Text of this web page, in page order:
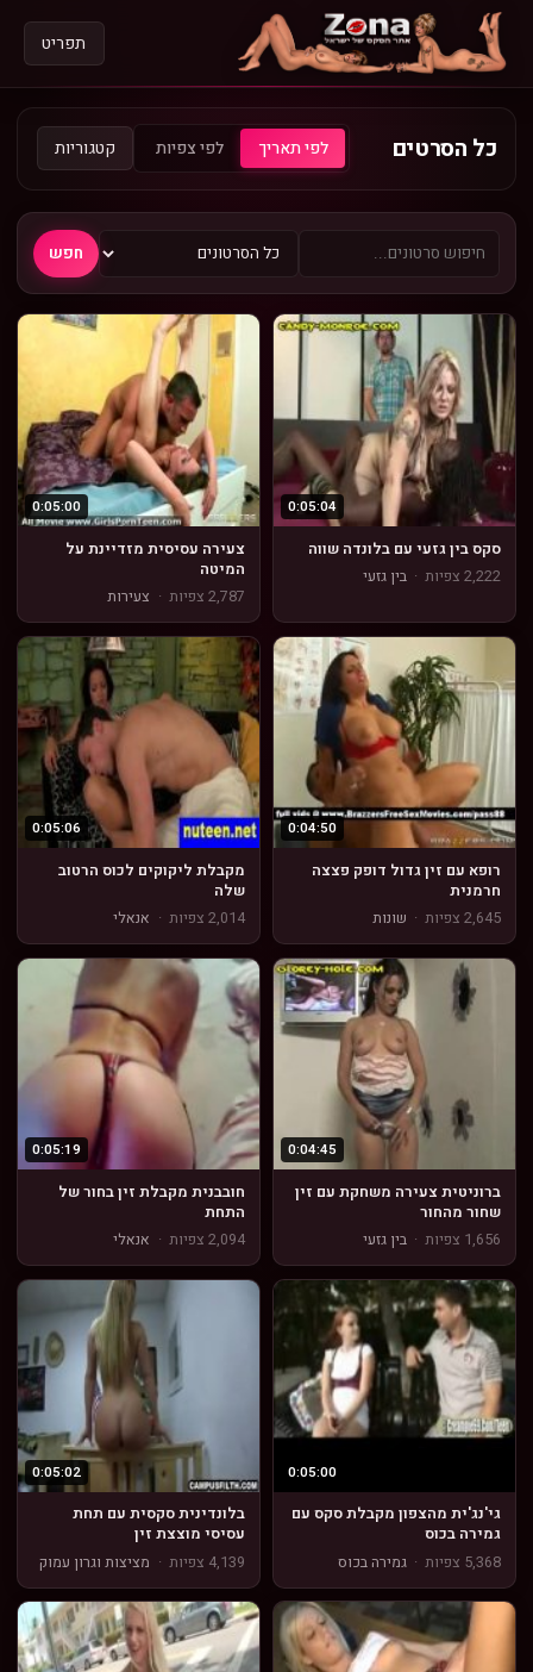
תפריט
כל הסרטים לפי תאריך לפי צפיות קטגוריות
חפש
0:05:04
סקס בין גזעי עם בלונדה שווה
2,222 צפיות
· בין גזעי
0:05:00
צעירה עסיסית מזדיינת על
המיטה
2,787 צפיות
· צעירות
0:04:50
רופא עם זין גדול דופק פצצה
חרמנית
2,645 צפיות
· שונות
0:05:06
מקבלת ליקוקים לכוס הרטוב
שלה
2,014 צפיות
· אנאלי
0:04:45
ברוניטית צעירה משחקת עם זין
שחור מהחור
1,656 צפיות
· בין גזעי
0:05:19
חובבנית מקבלת זין בחור של
התחת
2,094 צפיות
· אנאלי
0:05:00
גי'נג'ית מהצפון מקבלת סקס עם
גמירה בכוס
5,368 צפיות
· גמירה בכוס
0:05:02
בלונדינית סקסית עם תחת
עסיסי מוצצת זין
4,139 צפיות
· מציצות וגרון עמוק